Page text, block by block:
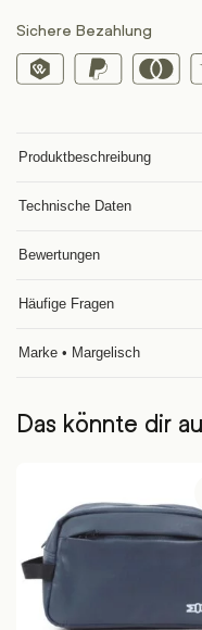
Sichere Bezahlung
Produktbeschreibung
Technische Daten
Bewertungen
Häufige Fragen
Marke • Margelisch
Das könnte dir